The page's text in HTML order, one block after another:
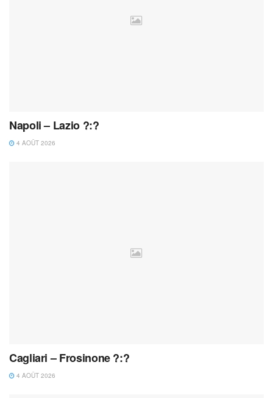
Napoli – Lazio ?:?
4 AOÛT 2026
Cagliari – Frosinone ?:?
4 AOÛT 2026